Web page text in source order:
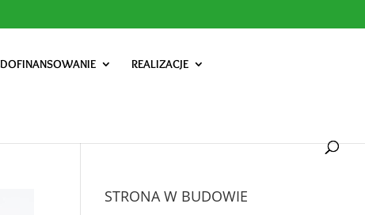
DOFINANSOWANIE REALIZACJE
STRONA W BUDOWIE